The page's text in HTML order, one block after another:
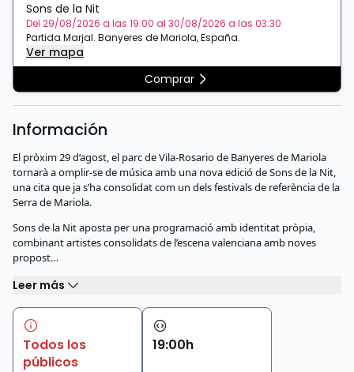
Sons de la Nit
Del 29/08/2026 a las 19:00 al 30/08/2026 a las 03:30
Partida Marjal. Banyeres de Mariola,España.
Ver mapa
Comprar
Información
El pròxim 29 d’agost, el parc de Vila-Rosario de Banyeres de Mariola
tornarà a omplir-se de música amb una nova edició de Sons de la Nit,
una cita que ja s’ha consolidat com un dels festivals de referència de la
Serra de Mariola.
Sons de la Nit aposta per una programació amb identitat pròpia,
combinant artistes consolidats de l’escena valenciana amb noves
propost…
Leer más
Todos los
públicos
19:00h